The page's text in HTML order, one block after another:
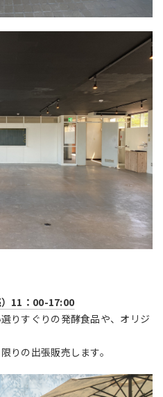
11：00-17:00
りすぐりの発酵食品や、オリジ
りの出張販売します。